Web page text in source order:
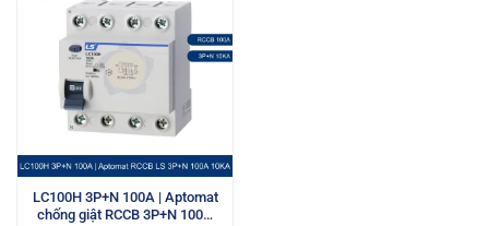
LC100H 3P+N 100A | Aptomat
chống giật RCCB 3P+N 100A